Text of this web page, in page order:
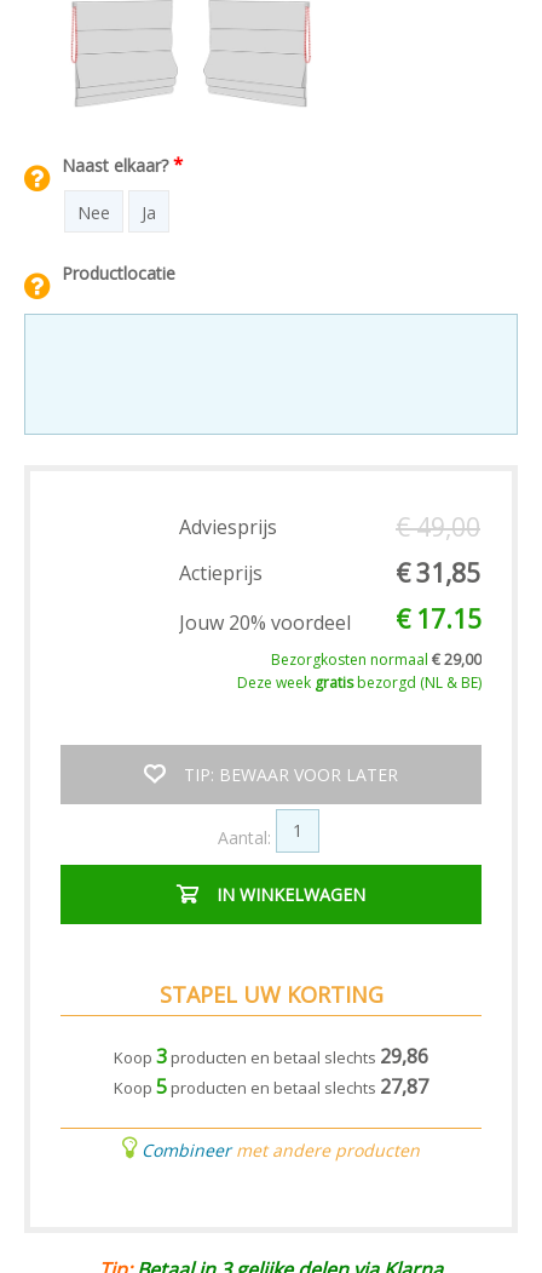
Naast elkaar?*
Nee Ja
Productlocatie
Adviesprijs € 49,00
Actieprijs € 31,85
Jouw 20% voordeel € 17.15
Bezorgkosten normaal € 29,00
Deze week gratisbezorgd (NL & BE)
TIP: BEWAAR VOOR LATER
Aantal:
IN WINKELWAGEN
STAPEL UW KORTING
Koop 3 producten en betaal slechts 29,86
Koop 5 producten en betaal slechts 27,87
Combineermet andere producten